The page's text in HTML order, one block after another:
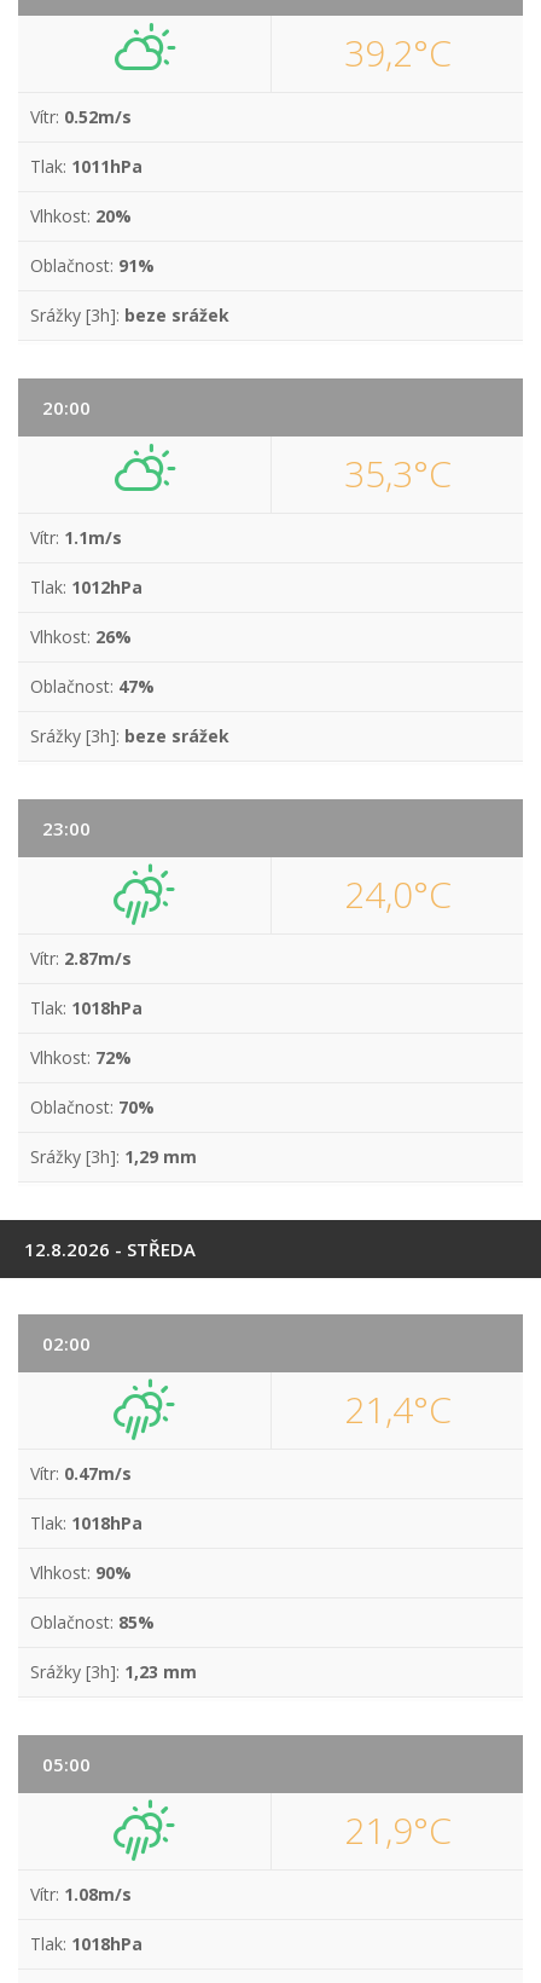
39,2°C
Vítr: 0.52m/s
Tlak: 1011hPa
Vlhkost: 20%
Oblačnost: 91%
Srážky [3h]: beze srážek
20:00
35,3°C
Vítr: 1.1m/s
Tlak: 1012hPa
Vlhkost: 26%
Oblačnost: 47%
Srážky [3h]: beze srážek
23:00
24,0°C
Vítr: 2.87m/s
Tlak: 1018hPa
Vlhkost: 72%
Oblačnost: 70%
Srážky [3h]: 1,29 mm
12.8.2026 - STŘEDA
02:00
21,4°C
Vítr: 0.47m/s
Tlak: 1018hPa
Vlhkost: 90%
Oblačnost: 85%
Srážky [3h]: 1,23 mm
05:00
21,9°C
Vítr: 1.08m/s
Tlak: 1018hPa